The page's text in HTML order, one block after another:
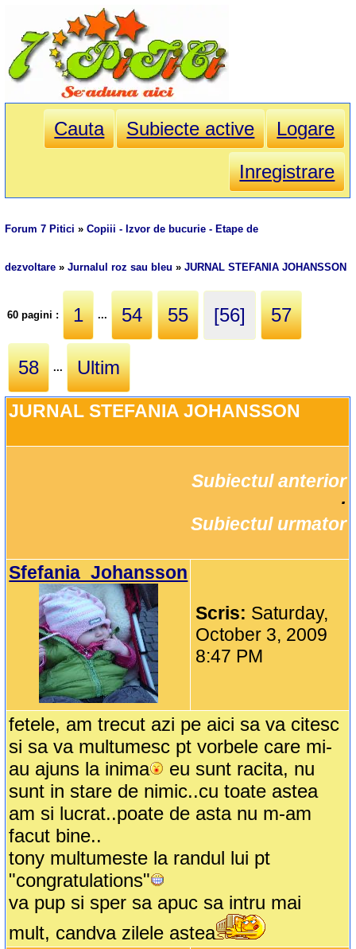
Cauta Subiecte active
Logare
Inregistrare
Forum 7 Pitici »Copiii - Izvor de bucurie - Etape de
dezvoltare »Jurnalul roz sau bleu »JURNAL STEFANIA JOHANSSON
60 pagini : 1 ... 54 55 [56] 57
58 ... Ultim
JURNAL STEFANIA JOHANSSON
Subiectul anterior
Subiectul urmator
Sfefania_Johansson
Scris: Saturday,
October 3, 2009
8:47 PM
fetele, am trecut azi pe aici sa va citesc
si sa va multumesc pt vorbele care mi-
au ajuns la inima
eu sunt racita, nu
sunt in stare de nimic..cu toate astea
am si lucrat..poate de asta nu m-am
facut bine..
tony multumeste la randul lui pt
"congratulations"
va pup si sper sa apuc sa intru mai
mult, candva zilele astea